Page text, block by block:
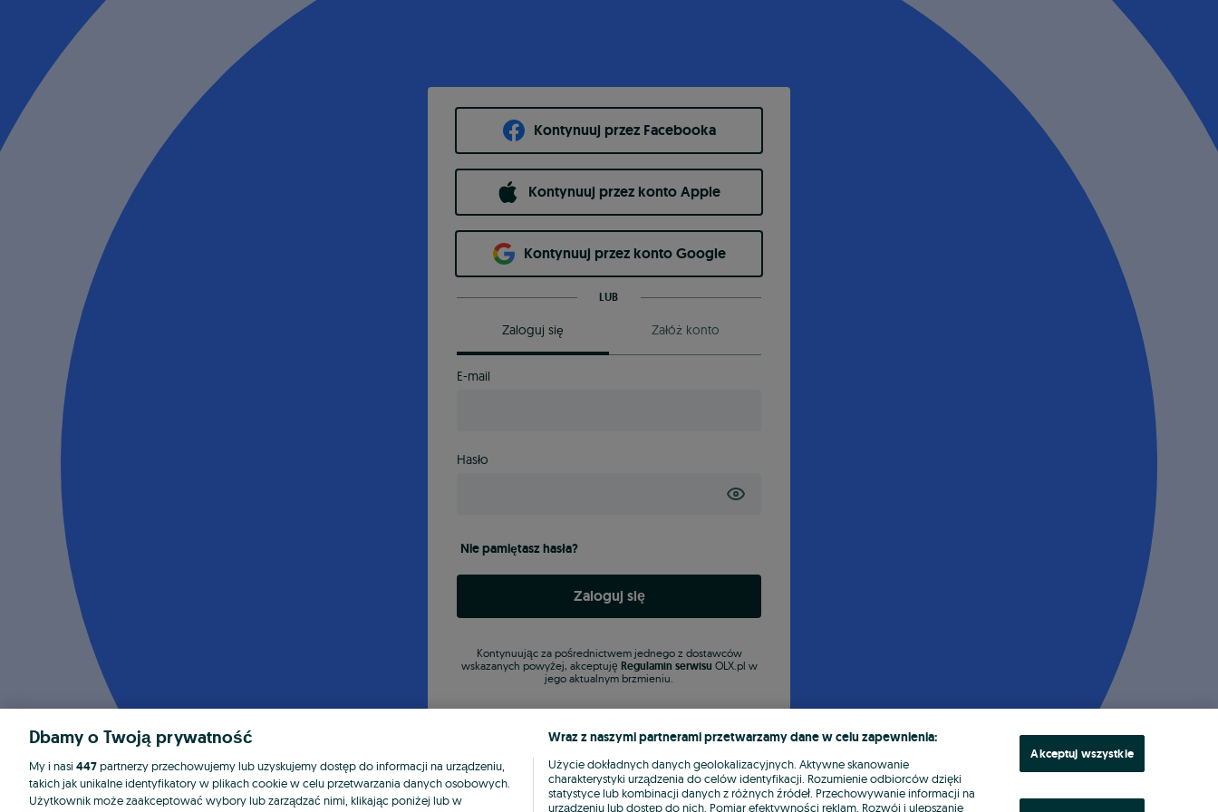
Kontynuuj przez Facebooka
Kontynuuj przez konto Apple
Kontynuuj przez konto Google
LUB
Zaloguj się Załóż konto
E-mail
Hasło
Nie pamiętasz hasła?
Zaloguj się
Kontynuując za pośrednictwem jednego z dostawców
wskazanych powyżej, akceptuję Regulamin serwisu OLX.pl w
jego aktualnym brzmieniu.
Dbamy o Twoją prywatność
My i nasi 447partnerzy przechowujemy lub uzyskujemy dostęp do informacji na urządzeniu,
takich jak unikalne identyfikatory w plikach cookie w celu przetwarzania danych osobowych.
Użytkownik może zaakceptować wybory lub zarządzać nimi, klikając poniżej lub w
Wraz z naszymi partnerami przetwarzamy dane w celu zapewnienia:
Użycie dokładnych danych geolokalizacyjnych. Aktywne skanowanie
charakterystyki urządzenia do celów identyfikacji. Rozumienie odbiorców dzięki
statystyce lub kombinacji danych z różnych źródeł. Przechowywanie informacji na
urządzeniu lub dostęp do nich. Pomiar efektywności reklam. Rozwój i ulepszanie
Akceptuj wszystkie